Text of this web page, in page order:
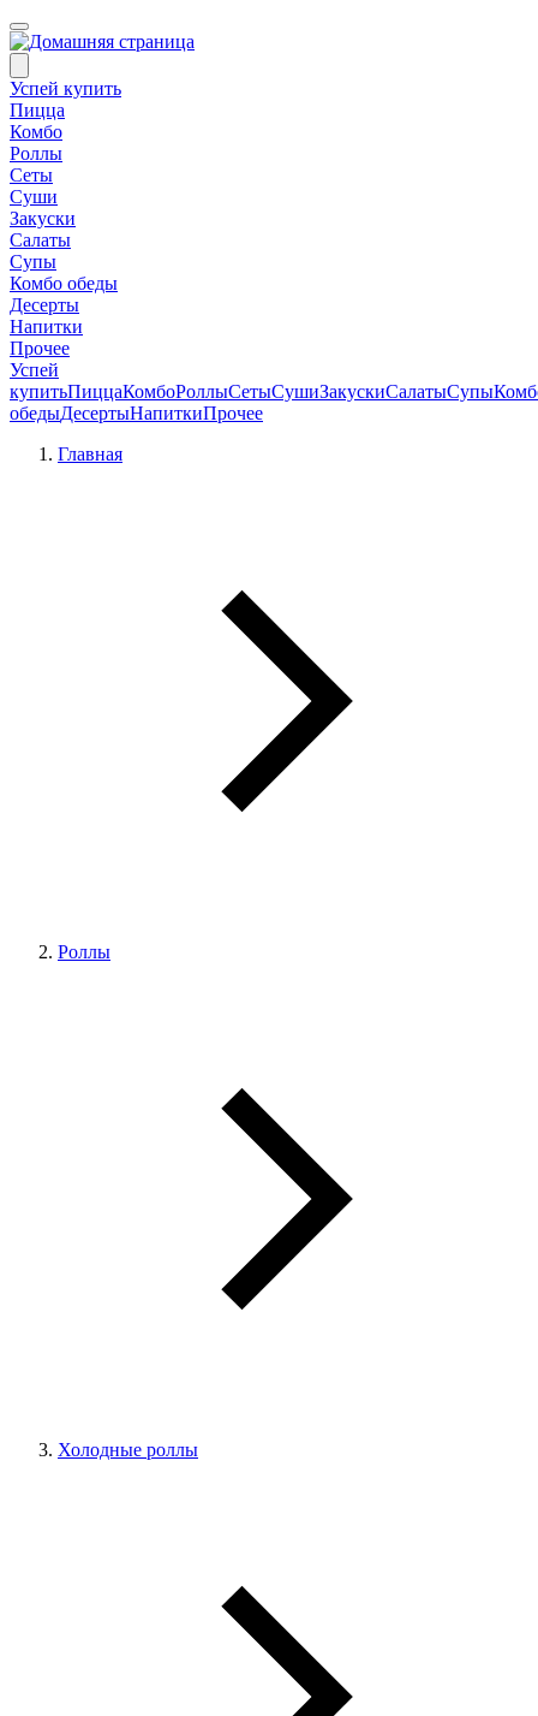
Успей купить
Пицца
Комбо
Роллы
Сеты
Суши
Закуски
Салаты
Супы
Комбо обеды
Десерты
Напитки
Прочее
Успей
купитьПиццаКомбоРоллыСетыСушиЗакускиСалатыСупы
обедыДесертыНапиткиПрочее
Главная
Роллы
Холодные роллы